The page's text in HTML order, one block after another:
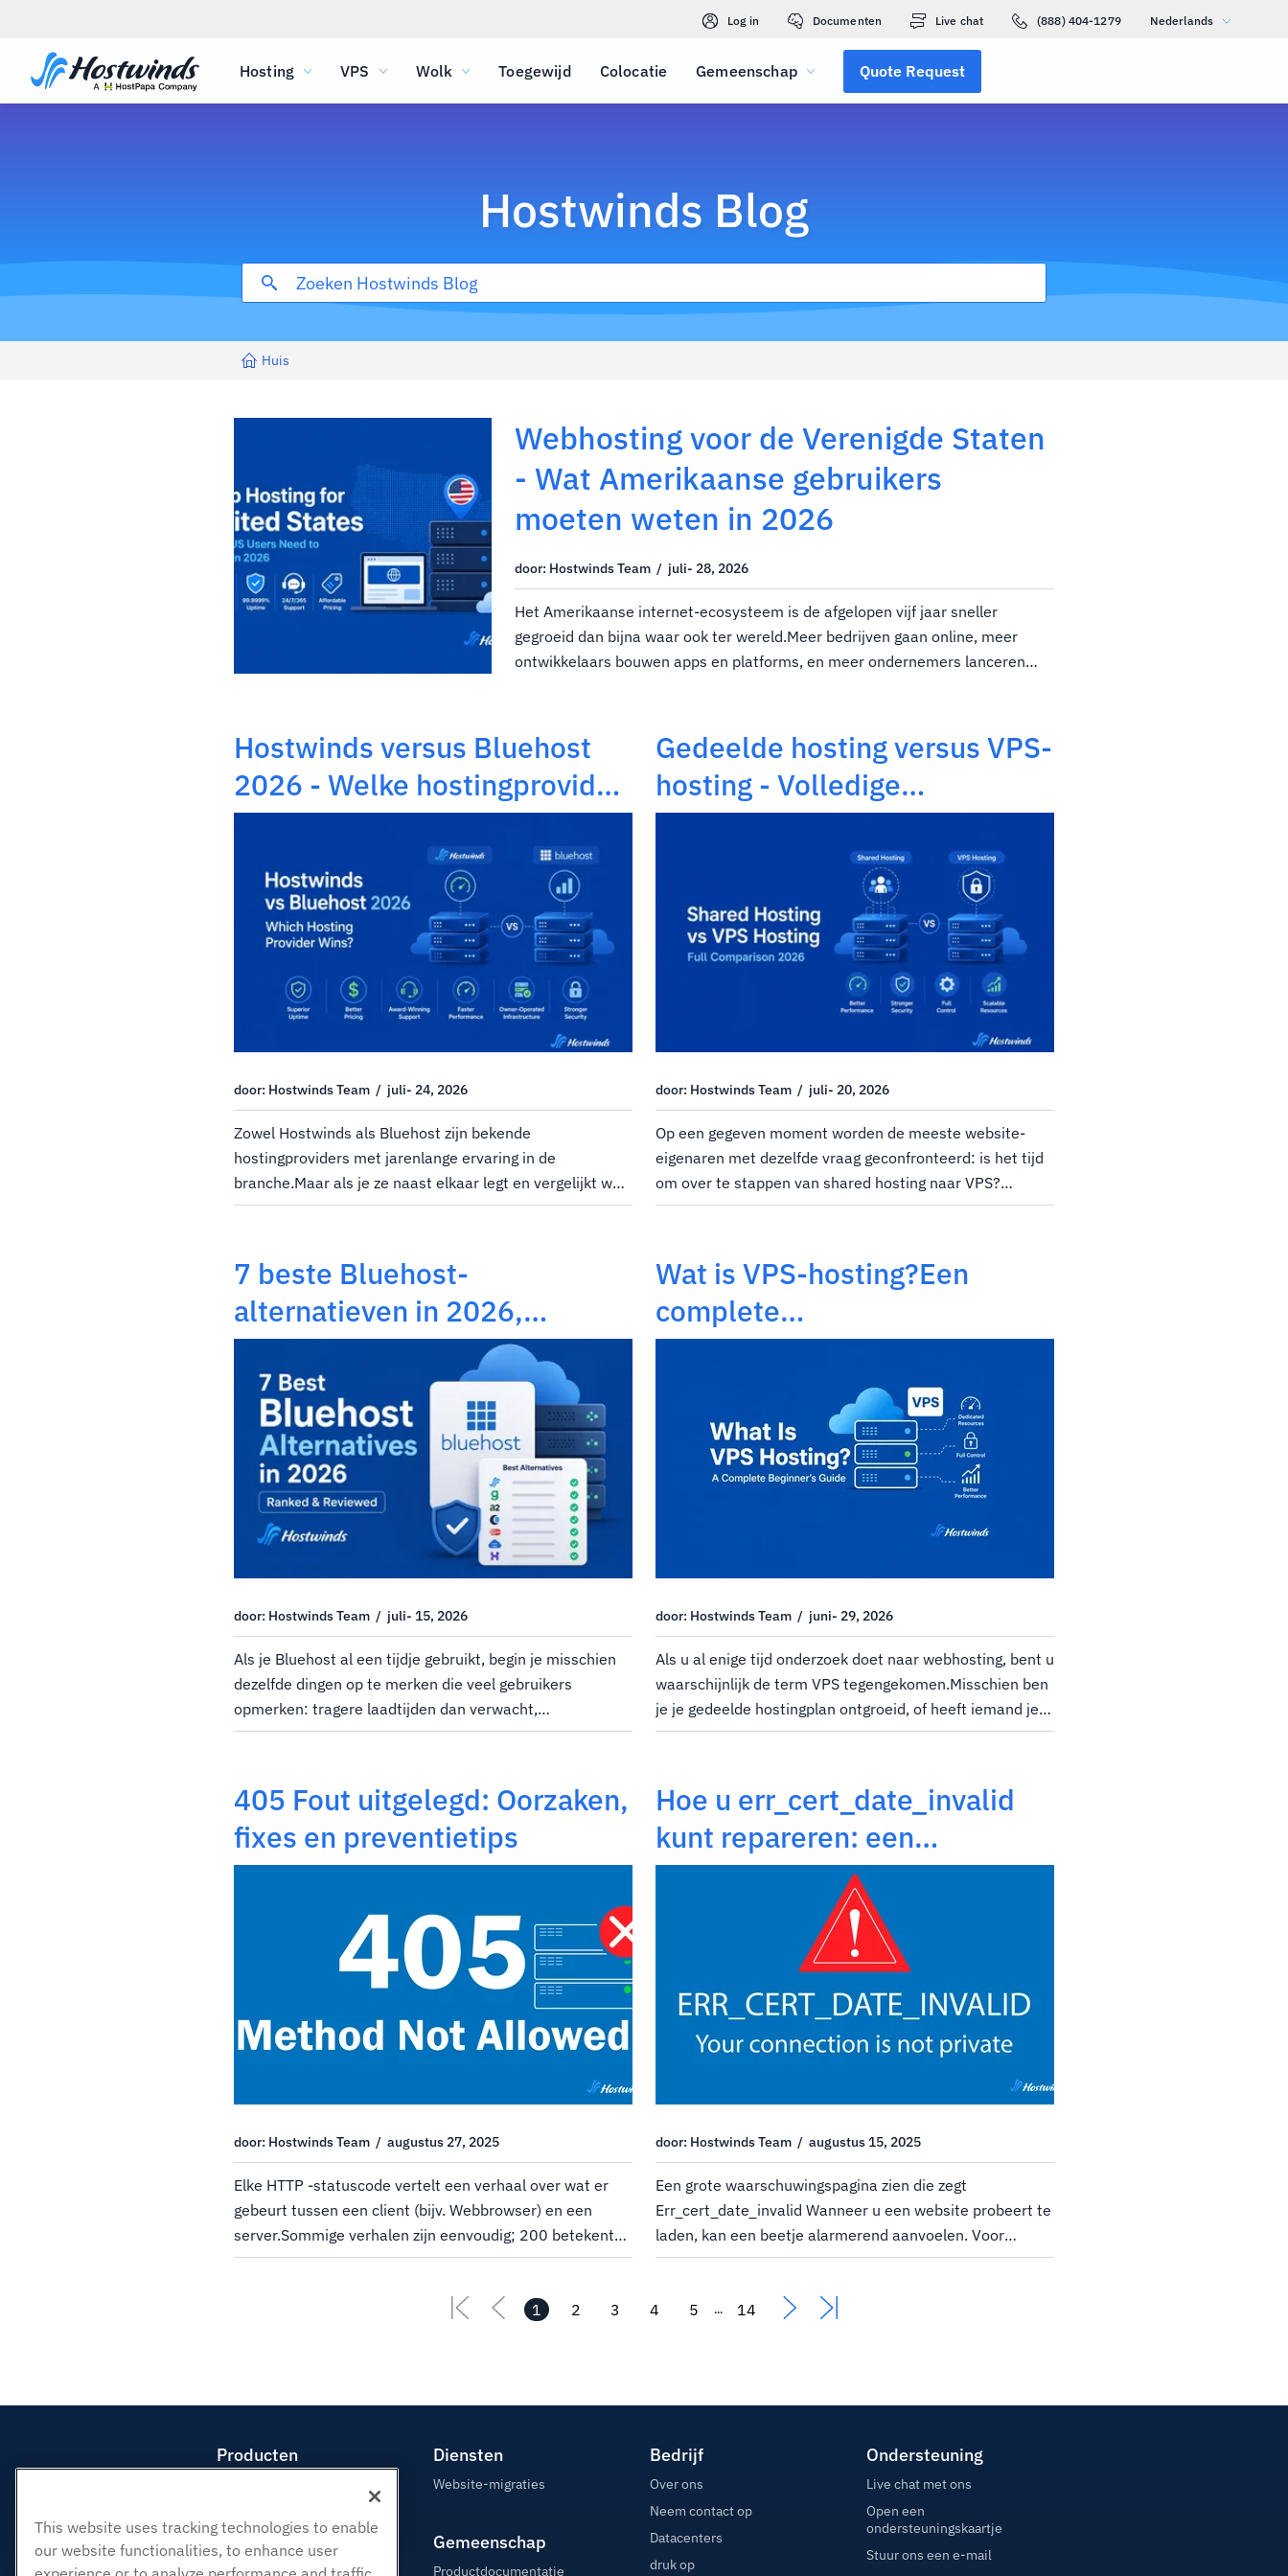
Log in Documenten Live chat (888) 404-1279 Nederlands
Hosting VPS Wolk Toegewijd Colocatie Gemeenschap Quote Request
Hostwinds Blog
Huis
Webhosting voor de Verenigde Staten
- Wat Amerikaanse gebruikers
moeten weten in 2026
door: Hostwinds Team / juli- 28, 2026
Het Amerikaanse internet-ecosysteem is de afgelopen vijf jaar sneller
gegroeid dan bijna waar ook ter wereld.Meer bedrijven gaan online, meer
ontwikkelaars bouwen apps en platforms, en meer ondernemers lanceren
Hostwinds versus Bluehost
2026 - Welke hostingprovider
wint?
door: Hostwinds Team / juli- 24, 2026
Zowel Hostwinds als Bluehost zijn bekende
hostingproviders met jarenlange ervaring in de
branche.Maar als je ze naast elkaar legt en vergelijkt wat
er werkelijk toe doet, namelijk uptime, ondersteuning,
Gedeelde hosting versus VPS-
hosting - Volledige
vergelijking 2026
door: Hostwinds Team / juli- 20, 2026
Op een gegeven moment worden de meeste website-
eigenaren met dezelfde vraag geconfronteerd: is het tijd
om over te stappen van shared hosting naar VPS?
Misschien krijgt uw site meer verkeer.Misschien heb je
7 beste Bluehost-
alternatieven in 2026,
gerangschikt en beoordeeld
door: Hostwinds Team / juli- 15, 2026
Als je Bluehost al een tijdje gebruikt, begin je misschien
dezelfde dingen op te merken die veel gebruikers
opmerken: tragere laadtijden dan verwacht,
ondersteuning die niet altijd goed werkt, en
Wat is VPS-hosting?Een
complete
beginnershandleiding
door: Hostwinds Team / juni- 29, 2026
Als u al enige tijd onderzoek doet naar webhosting, bent u
waarschijnlijk de term VPS tegengekomen.Misschien ben
je je gedeelde hostingplan ontgroeid, of heeft iemand je
verteld dat VPS de volgende stap is, maar weet je niet
405 Fout uitgelegd: Oorzaken,
fixes en preventietips
door: Hostwinds Team / augustus 27, 2025
Elke HTTP -statuscode vertelt een verhaal over wat er
gebeurt tussen een client (bijv. Webbrowser) en een
server.Sommige verhalen zijn eenvoudig; 200 betekent
succes, 404 betekent dat de pagina niet bestaat.Maar
Hoe u err_cert_date_invalid
kunt repareren: een
handleiding voor gebruikers
en site -eigenaren
door: Hostwinds Team / augustus 15, 2025
Een grote waarschuwingspagina zien die zegt
Err_cert_date_invalid Wanneer u een website probeert te
laden, kan een beetje alarmerend aanvoelen. Voor
alledaagse gebruikers is dit gewoon een vriendelijke
misschien niet...
1 2 3 4 5 ... 14
Producten
Hosting door wederverkopers
White Label-wederverkoper
Diensten
Website-migraties
Gemeenschap
Productdocumentatie
Bedrijf
Over ons
Neem contact op
Datacenters
druk op
Ondersteuning
Live chat met ons
Open een
ondersteuningskaartje
Stuur ons een e-mail
This website uses tracking technologies to enable
our website functionalities, to enhance user